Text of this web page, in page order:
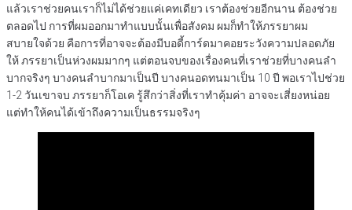
แล้วเราช่วยคนเราก็ไม่ได้ช่วยแค่เคทเดียว เราต้องช่วยอีกนาน ต้องช่วย
ตลอดไป การที่ผมออกมาทำแบบนั้นเพื่อสังคม ผมก็ทำให้ภรรยาผม
สบายใจด้วย คือการที่อาจจะต้องมีบอดี้การ์ดมาคอยระวังความปลอดภัย
ให้ ภรรยาเป็นห่วงผมมากๆ แต่ตอนจบของเรื่องคนที่เราช่วยที่บางคนลำ
บากจริงๆ บางคนลำบากมาเป็นปี บางคนอดทนมาเป็น 10 ปี พอเราไปช่วย
1-2 วันเขาจบ ภรรยาก็โอเค รู้สึกว่าสิ่งที่เราทำคุ้มค่า อาจจะเสี่ยงหน่อย
แต่ทำให้คนได้เข้าถึงความเป็นธรรมจริงๆ